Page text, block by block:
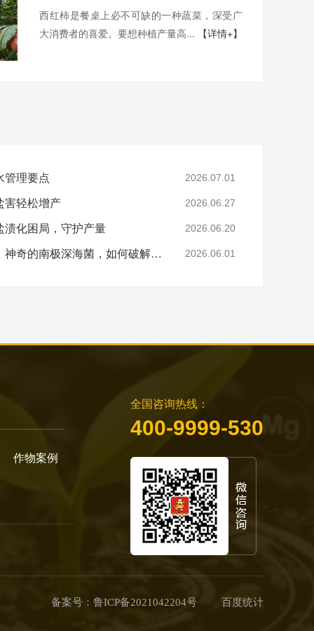
西红柿是餐桌上必不可缺的一种蔬菜，深受广
大消费者的喜爱。要想种植产量高...
【详情+】
管理要点 2026.07.01
害轻松增产 2026.06.27
化困局，守护产量 2026.06.20
从万米深海到万亩良田：神奇的南极深海菌，如何破解土壤盐碱难题？ 2026.06.01
作物案例
全国咨询热线：
400-9999-530
备案号： 鲁ICP备2021042204号 百度统计